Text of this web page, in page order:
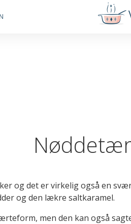
og det er virkelig også en
og den lækre saltkaramel.
men den kan også